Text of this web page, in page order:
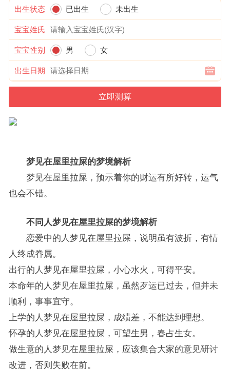
出生状态 已出生 未出生
宝宝姓氏
宝宝性别 男 女
出生日期
梦见在屋里拉屎的梦境解析
梦见在屋里拉屎，预示着你的财运有所好转，运气
也会不错。
不同人梦见在屋里拉屎的梦境解析
恋爱中的人梦见在屋里拉屎，说明虽有波折，有情
人终成眷属。
出行的人梦见在屋里拉屎，小心水火，可得平安。
本命年的人梦见在屋里拉屎，虽然歹运已过去，但并未
顺利，事事宜守。
上学的人梦见在屋里拉屎，成绩差，不能达到理想。
怀孕的人梦见在屋里拉屎，可望生男，春占生女。
做生意的人梦见在屋里拉屎，应该集合大家的意见研讨
改进，否则失败在前。